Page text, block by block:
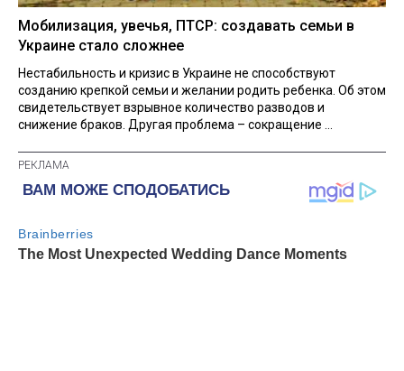
Мобилизация, увечья, ПТСР: создавать семьи в
Украине стало сложнее
Нестабильность и кризис в Украине не способствуют
созданию крепкой семьи и желании родить ребенка. Об этом
свидетельствует взрывное количество разводов и
снижение браков. Другая проблема – сокращение ...